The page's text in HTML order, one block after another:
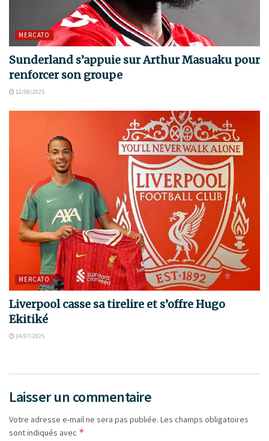
MERCATO
Sunderland s’appuie sur Arthur Masuaku pour
renforcer son groupe
12/08/2025
MERCATO
Liverpool casse sa tirelire et s’offre Hugo
Ekitiké
24/07/2025
Laisser un commentaire
Votre adresse e-mail ne sera pas publiée. Les champs obligatoires
sont indiqués avec *